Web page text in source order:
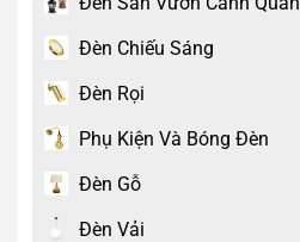
Đèn Chiếu Sáng
Đèn Rọi
Phụ Kiện Và Bóng Đèn
Đèn Gỗ
Đèn Vải